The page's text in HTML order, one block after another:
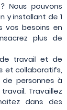
Nous pouvons
y installant de 1
vos besoins en
plus de
travail et de
et collaboratifs,
de personnes à
Travaillez
dans des